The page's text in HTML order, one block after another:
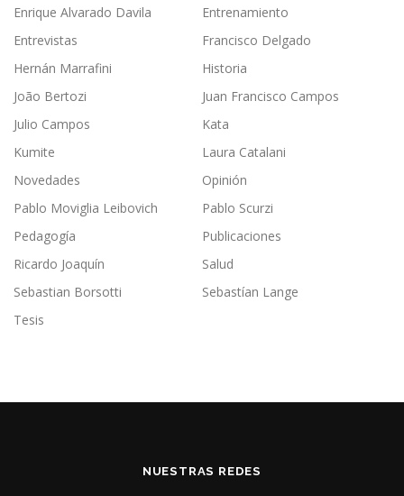
Enrique Alvarado Davila
Entrenamiento
Entrevistas
Francisco Delgado
Hernán Marrafini
Historia
João Bertozi
Juan Francisco Campos
Julio Campos
Kata
Kumite
Laura Catalani
Novedades
Opinión
Pablo Moviglia Leibovich
Pablo Scurzi
Pedagogía
Publicaciones
Ricardo Joaquín
Salud
Sebastian Borsotti
Sebastían Lange
Tesis
NUESTRAS REDES